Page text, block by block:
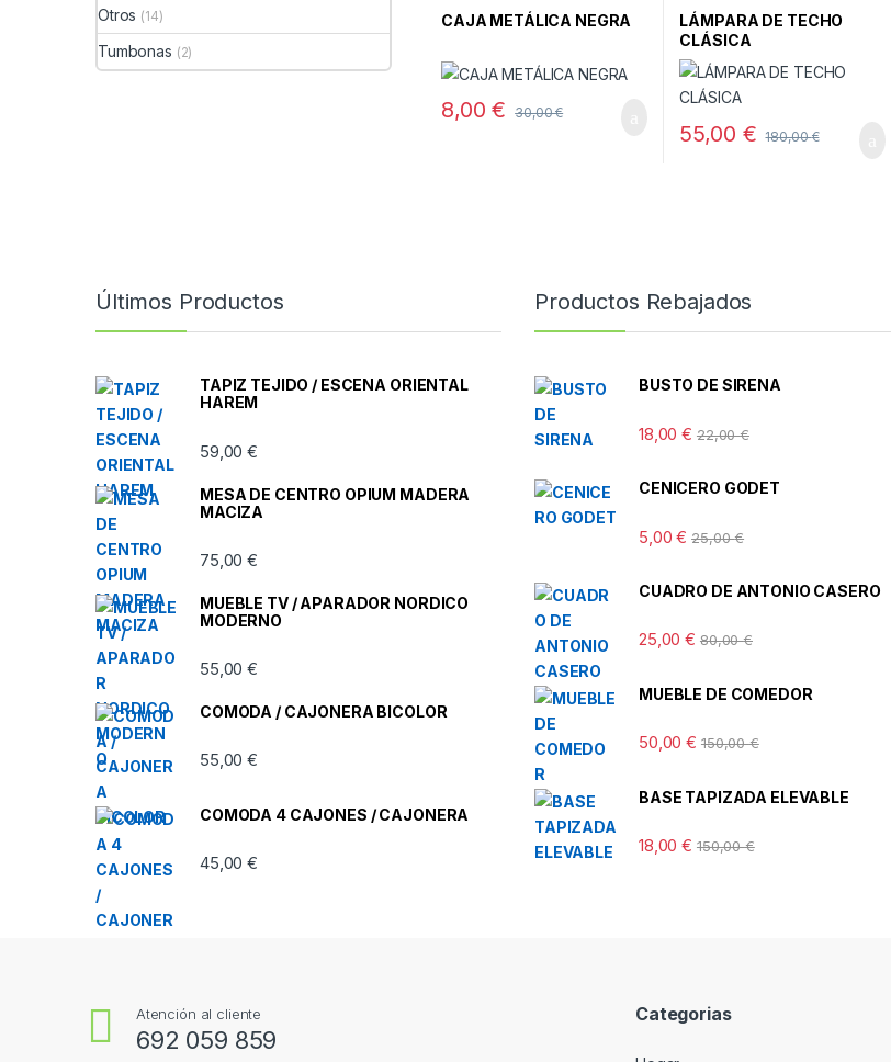
CAJA METÁLICA NEGRA
8,00€ 30,00€
LÁMPARA DE TECHO
CLÁSICA
55,00 € 180,00€
Otros (14)
Tumbonas (2)
Últimos Productos
TAPIZ TEJIDO / ESCENA ORIENTAL
HAREM
59,00€
MESA DE CENTRO OPIUM MADERA
MACIZA
75,00€
MUEBLE TV / APARADOR NORDICO
MODERNO
55,00€
COMODA / CAJONERA BICOLOR
55,00€
COMODA 4 CAJONES / CAJONERA
45,00€
Productos Rebajados
BUSTO DE SIRENA
18,00€ 22,00€
CENICERO GODET
5,00€ 25,00€
CUADRO DE ANTONIO CASERO
25,00€ 80,00€
MUEBLE DE COMEDOR
50,00€ 150,00€
BASE TAPIZADA ELEVABLE
18,00€ 150,00€
Atención al cliente
692 059 859
Categorias